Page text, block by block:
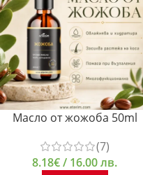
Масло от жожоба 50ml
(7)
8.18€/ 16.00 лв.